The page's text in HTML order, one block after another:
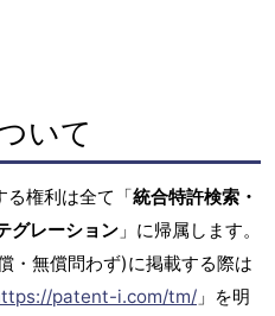
いて
る権利は全て「統合特許検索・
グレーション 」に帰属します。
・無償問わず)に掲載する際は
patent-i.com/tm/ 」を明